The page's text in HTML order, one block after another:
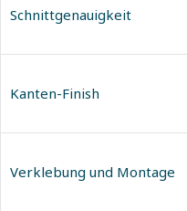
Schnittgenauigkeit
Kanten-Finish
Verklebung und Montage